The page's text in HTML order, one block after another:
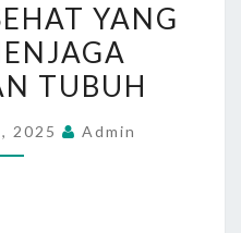
YANG
TUBUH
2025 Admin